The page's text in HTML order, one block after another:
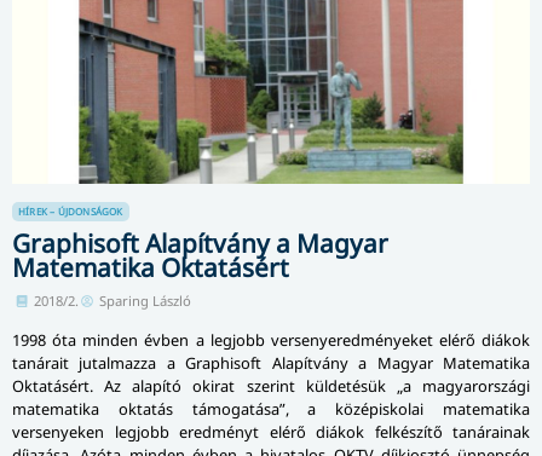
HÍREK – ÚJDONSÁGOK
Graphisoft Alapítvány a Magyar
Matematika Oktatásért
2018/2. Sparing László
1998 óta minden évben a legjobb ver­seny­e­red­mé­nye­ket elérő diákok
tanárait jutalmazza a Graphisoft Alapítvány a Magyar Matematika
Oktatásért. Az alapító okirat szerint küldetésük „a magyarországi
matematika oktatás támogatása”, a középiskolai matematika
versenyeken legjobb eredményt elérő diákok felkészítő tanárainak